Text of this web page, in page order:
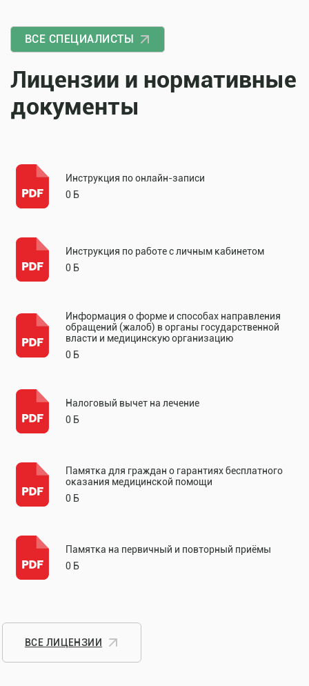
ВСЕ СПЕЦИАЛИСТЫ
Лицензии и нормативные
документы
Инструкция по онлайн-записи
0 Б
Инструкция по работе с личным кабинетом
0 Б
Информация о форме и способах направления
обращений (жалоб) в органы государственной
власти и медицинскую организацию
0 Б
Налоговый вычет на лечение
0 Б
Памятка для граждан о гарантиях бесплатного
оказания медицинской помощи
0 Б
Памятка на первичный и повторный приёмы
0 Б
ВСЕ ЛИЦЕНЗИИ